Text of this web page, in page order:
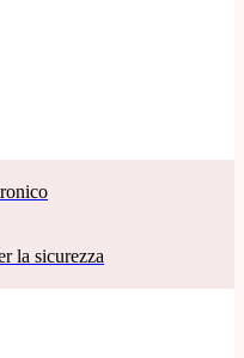
la sicurezza